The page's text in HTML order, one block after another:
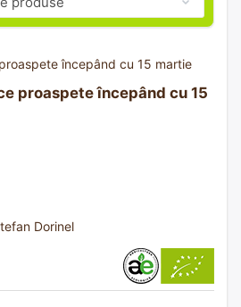
proaspete începând cu 15
Dorinel